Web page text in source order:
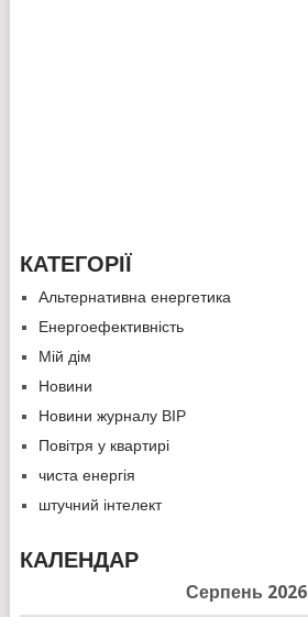
КАТЕГОРІЇ
Альтернативна енергетика
Енергоефективність
Мій дім
Новини
Новини журналу ВІР
Повітря у квартирі
чиста енергія
штучний інтелект
КАЛЕНДАР
Серпень 2026